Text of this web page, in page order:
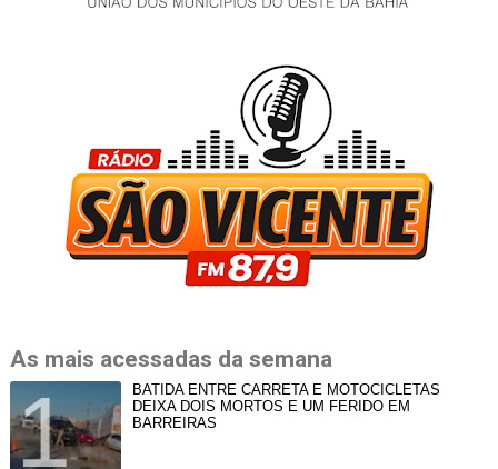
As mais acessadas da semana
BATIDA ENTRE CARRETA E MOTOCICLETAS
DEIXA DOIS MORTOS E UM FERIDO EM
BARREIRAS